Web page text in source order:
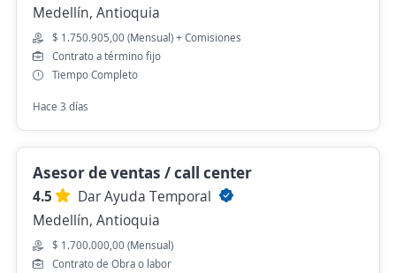
Medellín, Antioquia
$ 1.750.905,00 (Mensual) + Comisiones
Contrato a término fijo
Tiempo Completo
Hace 3 días
Asesor de ventas / call center
4.5
Dar Ayuda Temporal
Medellín, Antioquia
$ 1.700.000,00 (Mensual)
Contrato de Obra o labor